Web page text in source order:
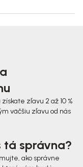
zľavu 2 až 10 %
väčšiu zľavu od nás
tá správna?
ako správne